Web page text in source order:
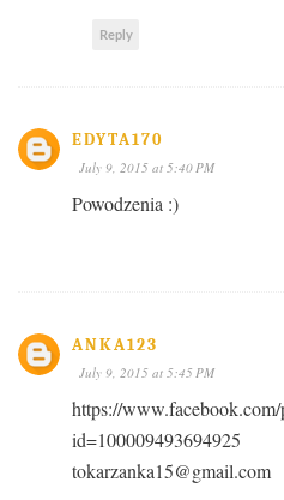
Reply
EDYTA170
July 9, 2015 at 5:40 PM
Powodzenia :)
ANKA123
July 9, 2015 at 5:45 PM
https://
id=100009493694925
tokarzanka15@gmail.com